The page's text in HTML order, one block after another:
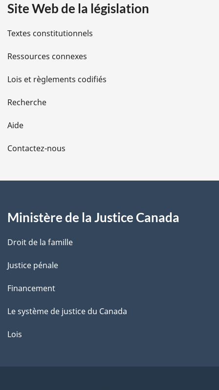
i
l
s
d
e
l
a
e
Site Web de la législation
Textes constitutionnels
Ressources connexes
Lois et règlements codifiés
Recherche
Aide
Contactez-nous
Ministère de la Justice Canada
Droit de la famille
Justice pénale
Financement
Le système de justice du Canada
Lois